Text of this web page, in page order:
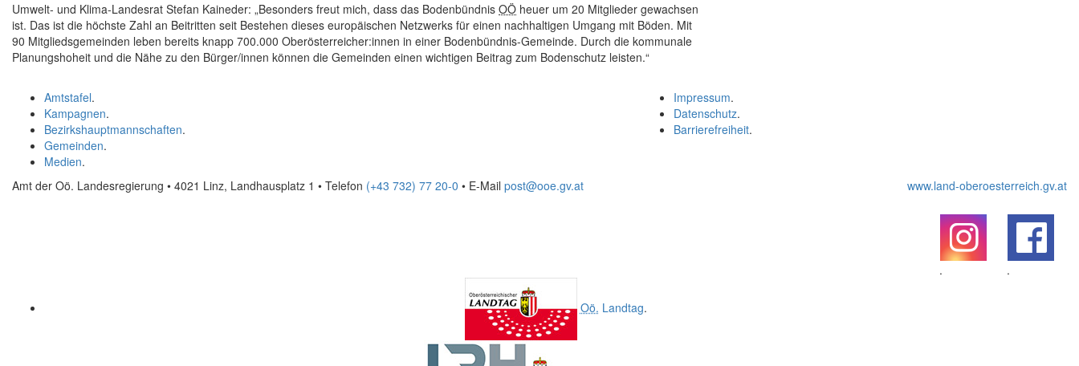
Umwelt- und Klima-Landesrat Stefan Kaineder: „Besonders freut mich, dass das Bodenbündnis OÖ heuer um 20 Mitglieder gewachsen
ist. Das ist die höchste Zahl an Beitritten seit Bestehen dieses europäischen Netzwerks für einen nachhaltigen Umgang mit Böden. Mit
90 Mitgliedsgemeinden leben bereits knapp 700.000 Oberösterreicher:innen in einer Bodenbündnis-Gemeinde. Durch die kommunale
Planungshoheit und die Nähe zu den Bürger/innen können die Gemeinden einen wichtigen Beitrag zum Bodenschutz leisten.“
Impressum.
Datenschutz.
Barrierefreiheit.
Amtstafel.
Kampagnen.
Bezirkshauptmannschaften.
Gemeinden.
Medien.
Amt der Oö. Landesregierung • 4021 Linz, Landhausplatz 1 • Telefon (+43 732) 77 20-0 • E-Mail post@ooe.gv.at www.land-oberoesterreich.gv.at
.
.
Oö. Landtag.